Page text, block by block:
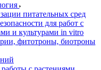
питательных сред
для работ с
и культурами in vitro
фитотроны, биотроны